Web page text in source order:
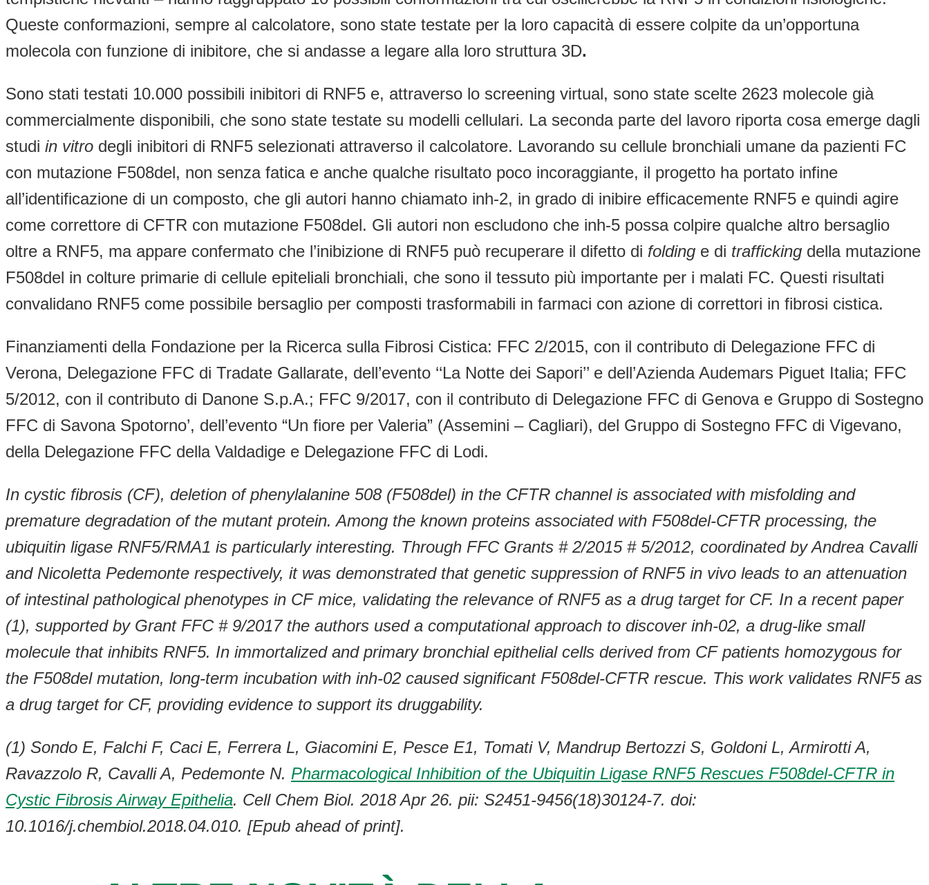
Queste conformazioni, sempre al calcolatore, sono state testate per la loro capacità di essere colpite da un’opportuna
molecola con funzione di inibitore, che si andasse a legare alla loro struttura 3D.
Sono stati testati 10.000 possibili inibitori di RNF5 e, attraverso lo screening virtual, sono state scelte 2623 molecole già
commercialmente disponibili, che sono state testate su modelli cellulari. La seconda parte del lavoro riporta cosa emerge dagli
studi in vitro degli inibitori di RNF5 selezionati attraverso il calcolatore. Lavorando su cellule bronchiali umane da pazienti FC
con mutazione F508del, non senza fatica e anche qualche risultato poco incoraggiante, il progetto ha portato infine
all’identificazione di un composto, che gli autori hanno chiamato inh-2, in grado di inibire efficacemente RNF5 e quindi agire
come correttore di CFTR con mutazione F508del. Gli autori non escludono che inh-5 possa colpire qualche altro bersaglio
oltre a RNF5, ma appare confermato che l’inibizione di RNF5 può recuperare il difetto di folding e di trafficking della mutazione
F508del in colture primarie di cellule epiteliali bronchiali, che sono il tessuto più importante per i malati FC. Questi risultati
convalidano RNF5 come possibile bersaglio per composti trasformabili in farmaci con azione di correttori in fibrosi cistica.
Finanziamenti della Fondazione per la Ricerca sulla Fibrosi Cistica: FFC 2/2015, con il contributo di Delegazione FFC di
Verona, Delegazione FFC di Tradate Gallarate, dell’evento ‘‘La Notte dei Sapori’’ e dell’Azienda Audemars Piguet Italia; FFC
5/2012, con il contributo di Danone S.p.A.; FFC 9/2017, con il contributo di Delegazione FFC di Genova e Gruppo di Sostegno
FFC di Savona Spotorno’, dell’evento “Un fiore per Valeria” (Assemini – Cagliari), del Gruppo di Sostegno FFC di Vigevano,
della Delegazione FFC della Valdadige e Delegazione FFC di Lodi.
In cystic fibrosis (CF), deletion of phenylalanine 508 (F508del) in the CFTR channel is associated with misfolding and
premature degradation of the mutant protein. Among the known proteins associated with F508del-CFTR processing, the
ubiquitin ligase RNF5/RMA1 is particularly interesting. Through FFC Grants # 2/2015 # 5/2012, coordinated by Andrea Cavalli
and Nicoletta Pedemonte respectively, it was demonstrated that genetic suppression of RNF5 in vivo leads to an attenuation
of intestinal pathological phenotypes in CF mice, validating the relevance of RNF5 as a drug target for CF. In a recent paper
(1), supported by Grant FFC # 9/2017 the authors used a computational approach to discover inh-02, a drug-like small
molecule that inhibits RNF5. In immortalized and primary bronchial epithelial cells derived from CF patients homozygous for
the F508del mutation, long-term incubation with inh-02 caused significant F508del-CFTR rescue. This work validates RNF5 as
a drug target for CF, providing evidence to support its druggability.
(1) Sondo E, Falchi F, Caci E, Ferrera L, Giacomini E, Pesce E1, Tomati V, Mandrup Bertozzi S, Goldoni L, Armirotti A,
Ravazzolo R, Cavalli A, Pedemonte N. Pharmacological Inhibition of the Ubiquitin Ligase RNF5 Rescues F508del-CFTR in
Cystic Fibrosis Airway Epithelia. Cell Chem Biol. 2018 Apr 26. pii: S2451-9456(18)30124-7. doi:
10.1016/j.chembiol.2018.04.010. [Epub ahead of print].